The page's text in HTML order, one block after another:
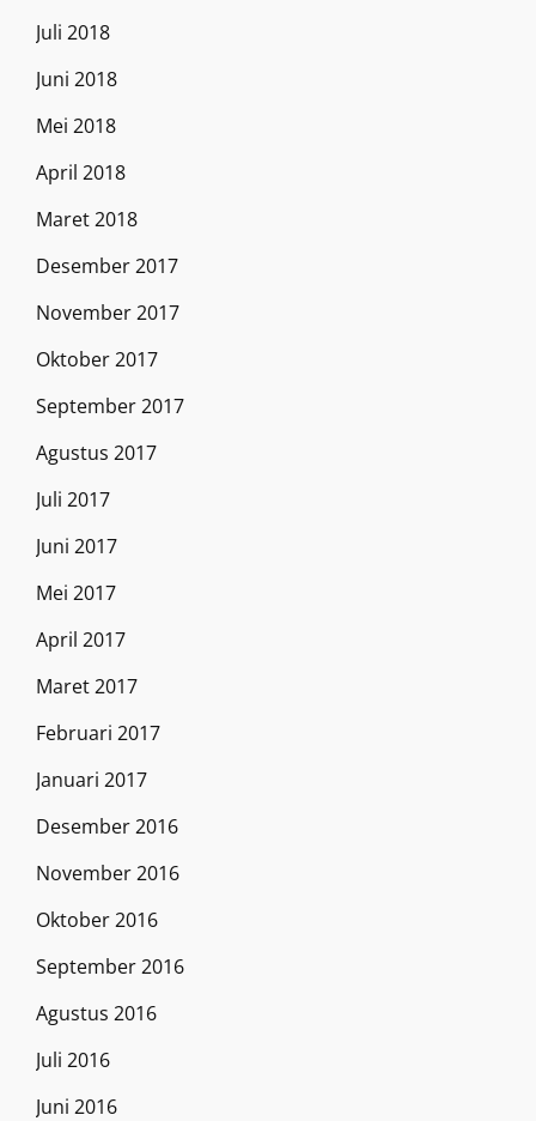
Juli 2018
Juni 2018
Mei 2018
April 2018
Maret 2018
Desember 2017
November 2017
Oktober 2017
September 2017
Agustus 2017
Juli 2017
Juni 2017
Mei 2017
April 2017
Maret 2017
Februari 2017
Januari 2017
Desember 2016
November 2016
Oktober 2016
September 2016
Agustus 2016
Juli 2016
Juni 2016